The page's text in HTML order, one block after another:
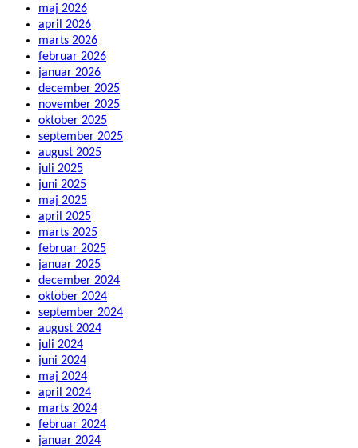
maj 2026
april 2026
marts 2026
februar 2026
januar 2026
december 2025
november 2025
oktober 2025
september 2025
august 2025
juli 2025
juni 2025
maj 2025
april 2025
marts 2025
februar 2025
januar 2025
december 2024
oktober 2024
september 2024
august 2024
juli 2024
juni 2024
maj 2024
april 2024
marts 2024
februar 2024
januar 2024